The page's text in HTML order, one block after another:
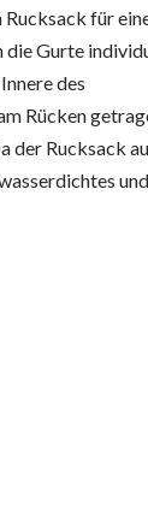
für
die Gurte
des
Rücken
der Rucksack